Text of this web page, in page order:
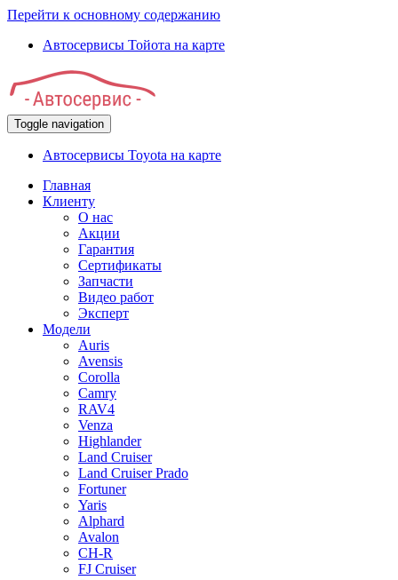
Перейти к основному содержанию
Автосервисы Тойота на карте
Toggle navigation
Автосервисы Toyota на карте
Главная
Клиенту
О нас
Акции
Гарантия
Сертификаты
Запчасти
Видео работ
Эксперт
Модели
Auris
Avensis
Corolla
Camry
RAV4
Venza
Highlander
Land Cruiser
Land Cruiser Prado
Fortuner
Yaris
Alphard
Avalon
CH-R
FJ Cruiser